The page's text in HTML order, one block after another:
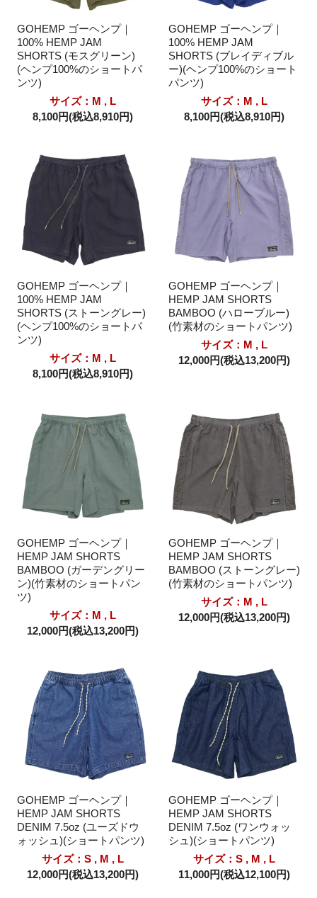
GOHEMP ゴーヘンプ｜
100% HEMP JAM
SHORTS (モスグリーン)
(ヘンプ100%のショートパ
ンツ)
サイズ：M , L
8,100円(税込8,910円)
GOHEMP ゴーヘンプ｜
100% HEMP JAM
SHORTS (ブレイディブル
ー)(ヘンプ100%のショート
パンツ)
サイズ：M , L
8,100円(税込8,910円)
GOHEMP ゴーヘンプ｜
100% HEMP JAM
SHORTS (ストーングレー)
(ヘンプ100%のショートパ
ンツ)
サイズ：M , L
8,100円(税込8,910円)
GOHEMP ゴーヘンプ｜
HEMP JAM SHORTS
BAMBOO (ハローブルー)
(竹素材のショートパンツ)
サイズ：M , L
12,000円(税込13,200円)
GOHEMP ゴーヘンプ｜
HEMP JAM SHORTS
BAMBOO (ガーデングリー
ン)(竹素材のショートパン
ツ)
サイズ：M , L
12,000円(税込13,200円)
GOHEMP ゴーヘンプ｜
HEMP JAM SHORTS
BAMBOO (ストーングレー)
(竹素材のショートパンツ)
サイズ：M , L
12,000円(税込13,200円)
GOHEMP ゴーヘンプ｜
HEMP JAM SHORTS
DENIM 7.5oz (ユーズドウ
ォッシュ)(ショートパンツ)
サイズ：S , M , L
12,000円(税込13,200円)
GOHEMP ゴーヘンプ｜
HEMP JAM SHORTS
DENIM 7.5oz (ワンウォッ
シュ)(ショートパンツ)
サイズ：S , M , L
11,000円(税込12,100円)